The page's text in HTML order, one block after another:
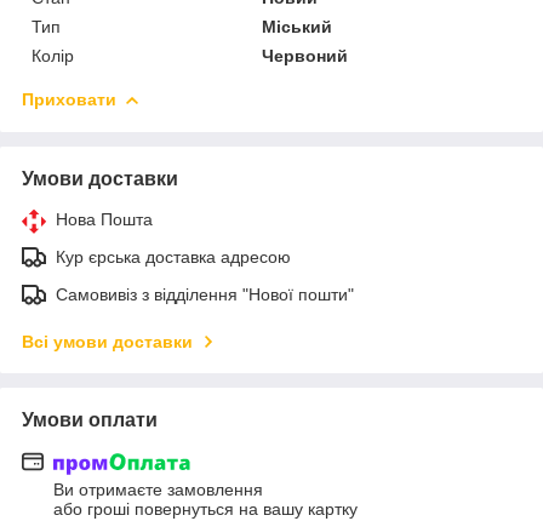
Тип
Міський
Колір
Червоний
Приховати
Умови доставки
Нова Пошта
Кур єрська доставка адресою
Самовивіз з відділення "Нової пошти"
Всі умови доставки
Умови оплати
Ви отримаєте замовлення
або гроші повернуться на вашу картку